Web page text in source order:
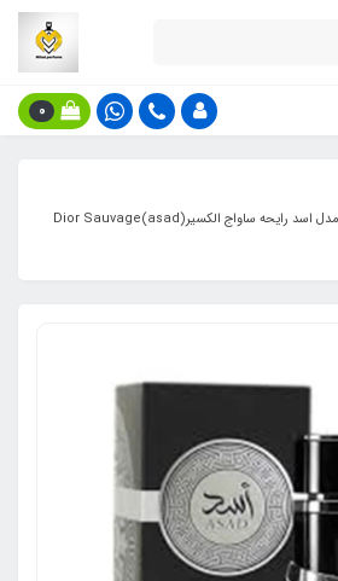
0
ادکلن 25 میل جسیکا توین مدل اسد رایحه ساواج الکسیر(asad)Dior Sauvage